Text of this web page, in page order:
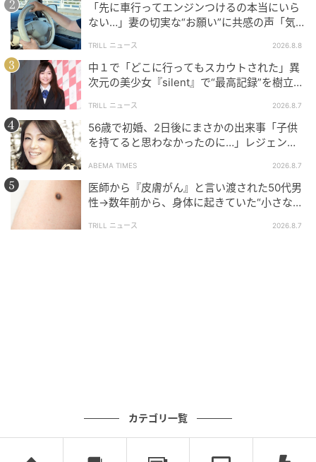
テレ東・新ドラマ【夫婦と16歳〜狂気の隣
人〜】次回のあらすじ、写真を公開！ 第1話の
ストーリー展開は？（ネタバレあり）
「先に車行ってエンジンつけるの本当にいら
ない…」妻の切実な“お願い”に共感の声「気
TRILL ニュース 2026.8.8
中１で「どこに行ってもスカウトされた」異
次元の美少女『silent』で“最高記録”を樹立し
TRILL ニュース 2026.8.7
56歳で初婚、2日後にまさかの出来事「子供
を持てると思わなかったのに…」レジェンド
ABEMA TIMES 2026.8.7
医師から『皮膚がん』と言い渡された50代男
性→数年前から、身体に起きていた“小さな異
TRILL ニュース 2026.8.7
カテゴリ一覧